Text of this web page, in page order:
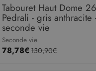
Tabouret Haut Dome
Pedrali - gris anthracite
seconde vie
Seconde vie
78,78€ 130,90€